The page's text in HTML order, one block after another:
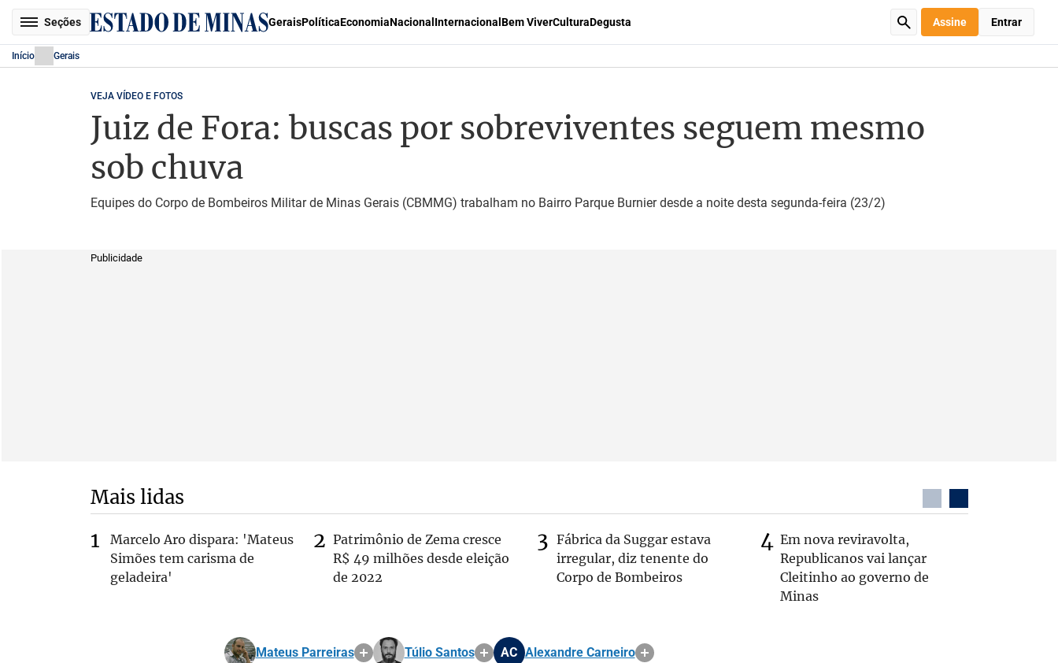
Seções GeraisPolíticaEconomiaNacional Internacional Bem ViverCulturaDegusta Assine Entrar
Início Gerais
VEJA VÍDEO E FOTOS
Juiz de Fora: buscas por sobreviventes seguem mesmo
sob chuva
Equipes do Corpo de Bombeiros Militar de Minas Gerais (CBMMG) trabalham no Bairro Parque Burnier desde a noite desta segunda-feira (23/2)
Publicidade
Mais lidas
Marcelo Aro dispara: 'Mateus
Simões tem carisma de
geladeira'
Patrimônio de Zema cresce
R$ 49 milhões desde eleição
de 2022
Fábrica da Suggar estava
irregular, diz tenente do
Corpo de Bombeiros
Em nova reviravolta,
Republicanos vai lançar
Cleitinho ao governo de
Minas
Mateus Parreiras Túlio Santos AC Alexandre Carneiro